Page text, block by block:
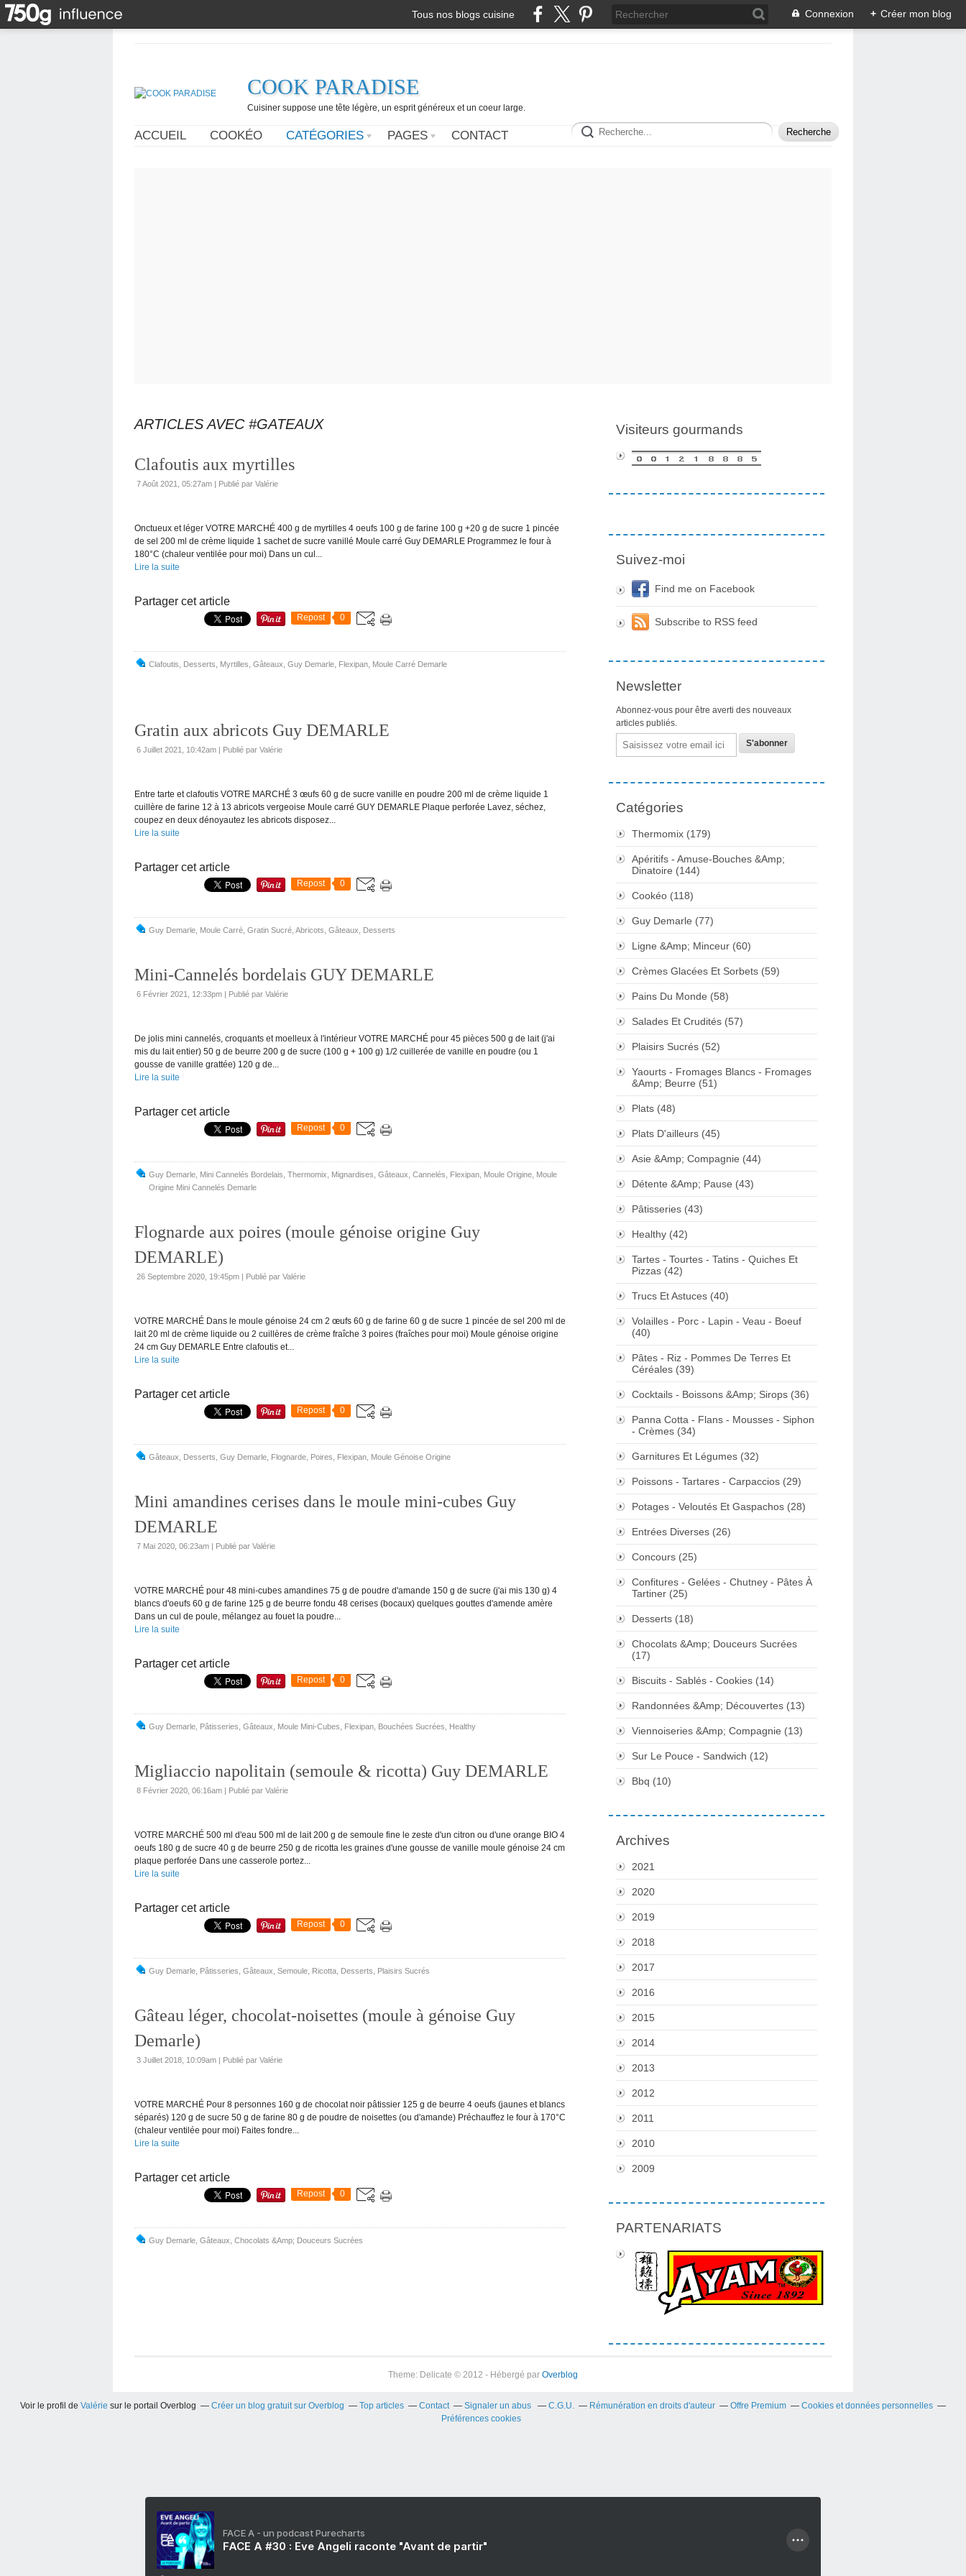
Tous nos blogs cuisine Connexion + Créer mon blog
COOK PARADISE
Cuisiner suppose une tête légère, un esprit généreux et un coeur large.
ACCUEIL COOKÉO CATÉGORIES PAGES CONTACT
ARTICLES AVEC #GATEAUX
Clafoutis aux myrtilles
7 Août 2021, 05:27am | Publié par Valérie
Onctueux et léger VOTRE MARCHÉ 400 g de myrtilles 4 oeufs 100 g de farine 100 g +20 g de sucre 1 pincée
de sel 200 ml de crème liquide 1 sachet de sucre vanillé Moule carré Guy DEMARLE Programmez le four à
180°C (chaleur ventilée pour moi) Dans un cul...
Lire la suite
Partager cet article
Repost 0
Clafoutis Desserts Myrtilles Gâteaux Guy Demarle Flexipan Moule Carré Demarle
Gratin aux abricots Guy DEMARLE
6 Juillet 2021, 10:42am | Publié par Valérie
Entre tarte et clafoutis VOTRE MARCHÉ 3 œufs 60 g de sucre vanille en poudre 200 ml de crème liquide 1
cuillère de farine 12 à 13 abricots vergeoise Moule carré GUY DEMARLE Plaque perforée Lavez, séchez,
coupez en deux dénoyautez les abricots disposez...
Lire la suite
Partager cet article
Repost 0
Guy Demarle Moule Carré Gratin Sucré Abricots Gâteaux Desserts
Mini-Cannelés bordelais GUY DEMARLE
6 Février 2021, 12:33pm | Publié par Valérie
De jolis mini cannelés, croquants et moelleux à l'intérieur VOTRE MARCHÉ pour 45 pièces 500 g de lait (j'ai
mis du lait entier) 50 g de beurre 200 g de sucre (100 g + 100 g) 1/2 cuillerée de vanille en poudre (ou 1
gousse de vanille grattée) 120 g de...
Lire la suite
Partager cet article
Repost 0
Guy Demarle Mini Cannelés Bordelais Thermomix Mignardises Gâteaux Cannelés Flexipan Moule Origine Moule
Origine Mini Cannelés Demarle
Flognarde aux poires (moule génoise origine Guy
DEMARLE)
26 Septembre 2020, 19:45pm | Publié par Valérie
VOTRE MARCHÉ Dans le moule génoise 24 cm 2 œufs 60 g de farine 60 g de sucre 1 pincée de sel 200 ml de
lait 20 ml de crème liquide ou 2 cuillères de crème fraîche 3 poires (fraîches pour moi) Moule génoise origine
24 cm Guy DEMARLE Entre clafoutis et...
Lire la suite
Partager cet article
Repost 0
Gâteaux Desserts Guy Demarle Flognarde Poires Flexipan Moule Génoise Origine
Mini amandines cerises dans le moule mini-cubes Guy
DEMARLE
7 Mai 2020, 06:23am | Publié par Valérie
VOTRE MARCHÉ pour 48 mini-cubes amandines 75 g de poudre d'amande 150 g de sucre (j'ai mis 130 g) 4
blancs d'oeufs 60 g de farine 125 g de beurre fondu 48 cerises (bocaux) quelques gouttes d'amende amère
Dans un cul de poule, mélangez au fouet la poudre...
Lire la suite
Partager cet article
Repost 0
Guy Demarle Pâtisseries Gâteaux Moule Mini-Cubes Flexipan Bouchées Sucrées Healthy
Migliaccio napolitain (semoule & ricotta) Guy DEMARLE
8 Février 2020, 06:16am | Publié par Valérie
VOTRE MARCHÉ 500 ml d'eau 500 ml de lait 200 g de semoule fine le zeste d'un citron ou d'une orange BIO 4
oeufs 180 g de sucre 40 g de beurre 250 g de ricotta les graines d'une gousse de vanille moule génoise 24 cm
plaque perforée Dans une casserole portez...
Lire la suite
Partager cet article
Repost 0
Guy Demarle Pâtisseries Gâteaux Semoule Ricotta Desserts Plaisirs Sucrés
Gâteau léger, chocolat-noisettes (moule à génoise Guy
Demarle)
3 Juillet 2018, 10:09am | Publié par Valérie
VOTRE MARCHÉ Pour 8 personnes 160 g de chocolat noir pâtissier 125 g de beurre 4 oeufs (jaunes et blancs
séparés) 120 g de sucre 50 g de farine 80 g de poudre de noisettes (ou d'amande) Préchauffez le four à 170°C
(chaleur ventilée pour moi) Faites fondre...
Lire la suite
Partager cet article
Repost 0
Guy Demarle Gâteaux Chocolats &Amp; Douceurs Sucrées
Visiteurs gourmands
Suivez-moi
Find me on Facebook
Subscribe to RSS feed
Newsletter
Abonnez-vous pour être averti des nouveaux
articles publiés.
Email
Catégories
Thermomix (179)
Apéritifs - Amuse-Bouches &Amp;
Dinatoire (144)
Cookéo (118)
Guy Demarle (77)
Ligne &Amp; Minceur (60)
Crèmes Glacées Et Sorbets (59)
Pains Du Monde (58)
Salades Et Crudités (57)
Plaisirs Sucrés (52)
Yaourts - Fromages Blancs - Fromages
&Amp; Beurre (51)
Plats (48)
Plats D'ailleurs (45)
Asie &Amp; Compagnie (44)
Détente &Amp; Pause (43)
Pâtisseries (43)
Healthy (42)
Tartes - Tourtes - Tatins - Quiches Et
Pizzas (42)
Trucs Et Astuces (40)
Volailles - Porc - Lapin - Veau - Boeuf
(40)
Pâtes - Riz - Pommes De Terres Et
Céréales (39)
Cocktails - Boissons &Amp; Sirops (36)
Panna Cotta - Flans - Mousses - Siphon
- Crèmes (34)
Garnitures Et Légumes (32)
Poissons - Tartares - Carpaccios (29)
Potages - Veloutés Et Gaspachos (28)
Entrées Diverses (26)
Concours (25)
Confitures - Gelées - Chutney - Pâtes À
Tartiner (25)
Desserts (18)
Chocolats &Amp; Douceurs Sucrées
(17)
Biscuits - Sablés - Cookies (14)
Randonnées &Amp; Découvertes (13)
Viennoiseries &Amp; Compagnie (13)
Sur Le Pouce - Sandwich (12)
Bbq (10)
Archives
2021
2020
2019
2018
2017
2016
2015
2014
2013
2012
2011
2010
2009
PARTENARIATS
Theme: Delicate © 2012 - Hébergé par Overblog
Voir le profil de Valérie sur le portail Overblog Créer un blog gratuit sur Overblog Top articles Contact Signaler un abus C.G.U. Rémunération en droits d'auteur Offre Premium
Cookies et données personnelles
Préférences cookies
FACE A - un podcast Purecharts
FACE A #30 : Eve Angeli raconte "Avant de partir"